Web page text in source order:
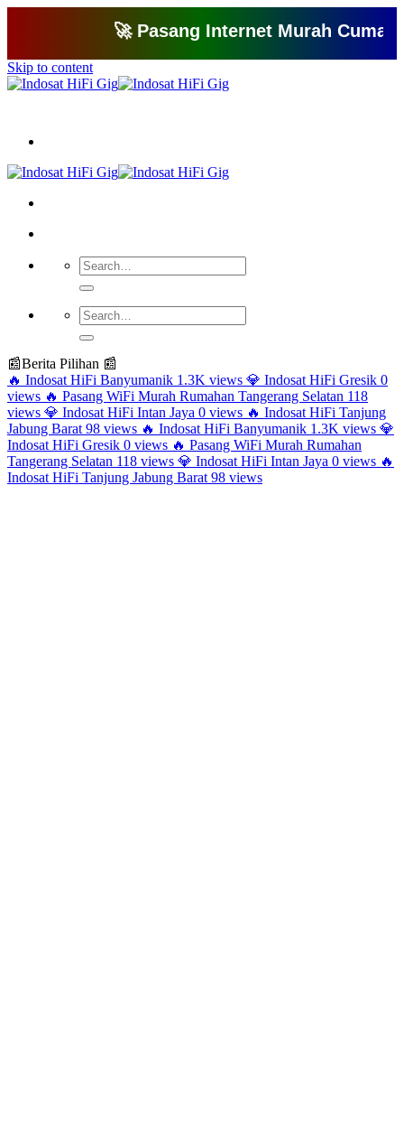
🚀 Pasang Internet Murah Cuma 150
Skip to content
📰Berita Pilihan 📰
🔥 Indosat HiFi Banyumanik 1.3K views 💎 Indosat HiFi Gresik 0
views 🔥 Pasang WiFi Murah Rumahan Tangerang Selatan 118
views 💎 Indosat HiFi Intan Jaya 0 views 🔥 Indosat HiFi Tanjung
Jabung Barat 98 views 🔥 Indosat HiFi Banyumanik 1.3K views 💎
Indosat HiFi Gresik 0 views 🔥 Pasang WiFi Murah Rumahan
Tangerang Selatan 118 views 💎 Indosat HiFi Intan Jaya 0 views 🔥
Indosat HiFi Tanjung Jabung Barat 98 views